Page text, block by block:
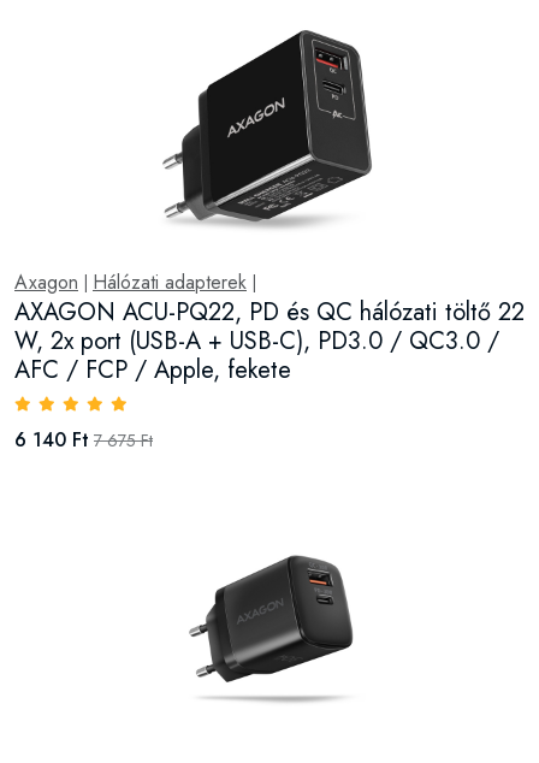
Axagon Hálózati adapterek
AXAGON ACU-PQ22, PD és QC hálózati töltő 22
W, 2x port (USB-A + USB-C), PD3.0 / QC3.0 /
AFC / FCP / Apple, fekete
6 140 Ft 7 675 Ft